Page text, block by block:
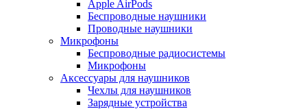
Apple AirPods
Беспроводные наушники
Проводные наушники
Микрофоны
Беспроводные радиосистемы
Микрофоны
Аксессуары для наушников
Чехлы для наушников
Зарядные устройства